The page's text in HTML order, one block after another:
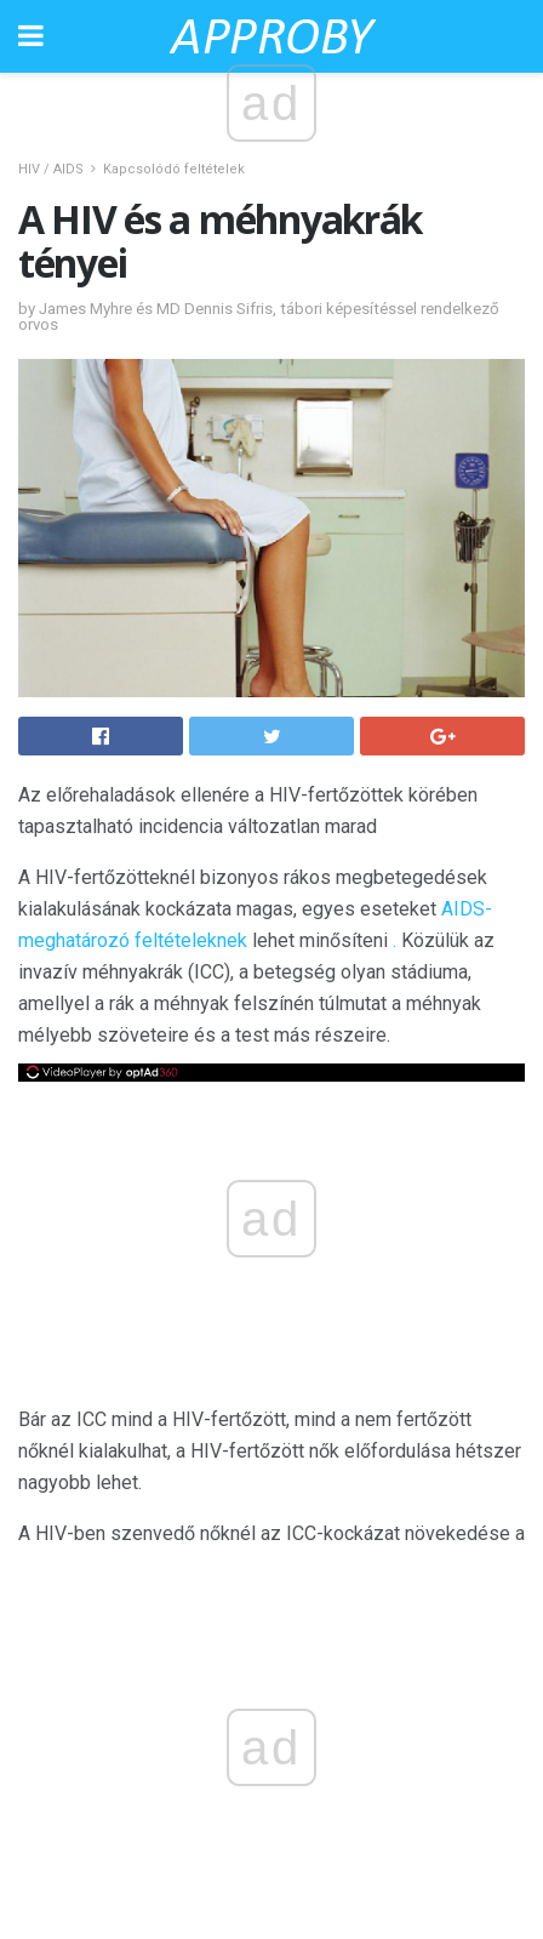
ad
HIV / AIDS Kapcsolódó feltételek
A HIV és a méhnyakrák
tényei
by James Myhre és MD Dennis Sifris, tábori képesítéssel rendelkező
orvos
Az előrehaladások ellenére a HIV-fertőzöttek körében
tapasztalható incidencia változatlan marad
A HIV-fertőzötteknél bizonyos rákos megbetegedések
kialakulásának kockázata magas, egyes eseteket AIDS-
meghatározó feltételeknek lehet minősíteni . Közülük az
invazív méhnyakrák (ICC), a betegség olyan stádiuma,
amellyel a rák a méhnyak felszínén túlmutat a méhnyak
mélyebb szöveteire és a test más részeire.
ad
Bár az ICC mind a HIV-fertőzött, mind a nem fertőzött
nőknél kialakulhat, a HIV-fertőzött nők előfordulása hétszer
nagyobb lehet.
A HIV-ben szenvedő nőknél az ICC-kockázat növekedése a
ad